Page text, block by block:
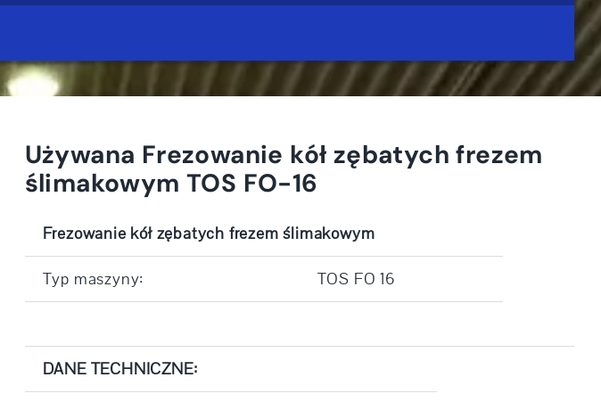
Używana Frezowanie kół zębatych frezem
ślimakowym TOS FO-16
Frezowanie kół zębatych frezem ślimakowym
Typ maszyny: TOS FO 16
DANE TECHNICZNE: